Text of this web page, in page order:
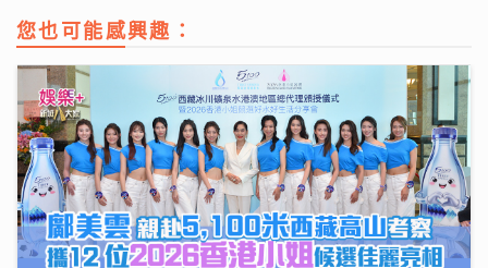
您也可能感興趣：